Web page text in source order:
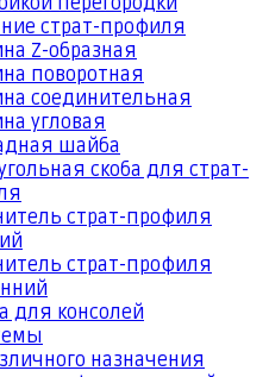
страт-профиля
Z-образная
поворотная
соединительная
угловая
шайба
скоба для страт-
страт-профиля
страт-профиля
для консолей
назначения